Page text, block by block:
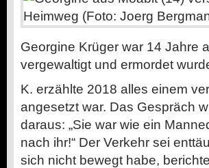
Georgine Krüger war 14 Jahre
vergewaltigt und ermordet
K. erzählte 2018 alles einem
angesetzt war. Das Gespräch
daraus: „Sie war wie ein
nach ihr!“ Der Verkehr sei
sich nicht bewegt habe,